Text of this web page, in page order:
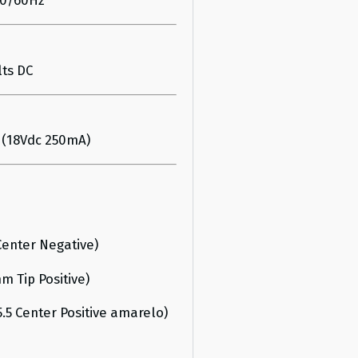
DC
(18Vdc 250mA)
Negative)
Tip Positive)
Center Positive amarelo)